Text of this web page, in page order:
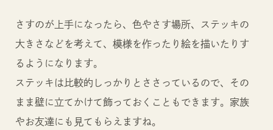
さすのが上手になったら、色やさす場所、ステッキの
大きさなどを考えて、模様を作ったり絵を描いたりす
るようになります。
ステッキは比較的しっかりとささっているので、その
まま壁に立てかけて飾っておくこともできます。家族
やお友達にも見てもらえますね。